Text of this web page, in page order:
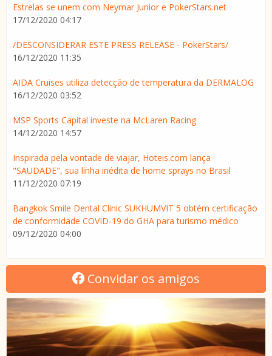
Estrelas se unem com Neymar Junior e PokerStars.net
17/12/2020 04:17
/DESCONSIDERAR ESTE PRESS RELEASE - PokerStars/
16/12/2020 11:35
AIDA Cruises utiliza detecção de temperatura da DERMALOG
16/12/2020 03:52
MSP Sports Capital investe na McLaren Racing
14/12/2020 14:57
Inspirada pela vontade de viajar, Hoteis.com lança
"SAUDADE", sua linha inédita de home sprays no Brasil
11/12/2020 07:19
Bangkok Smile Dental Clinic SUKHUMVIT 5 obtém certificação
de conformidade COVID-19 do GHA para turismo médico
09/12/2020 04:00
Convidar os amigos